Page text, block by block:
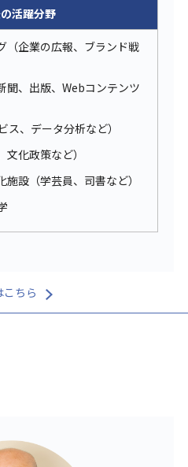
活躍分野
（企業の広報、ブランド戦
聞、出版、Webコンテンツ
、データ分析など）
化政策など）
設（学芸員、司書など）
ちら